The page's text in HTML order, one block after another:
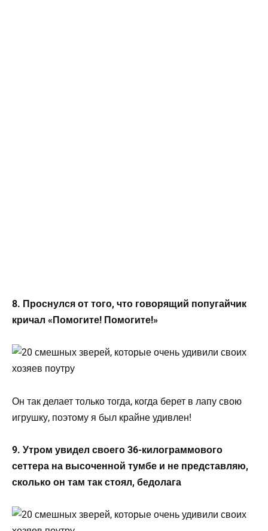
8. Проснулся от того, что говорящий попугайчик
кричал «Помогите! Помогите!»
Он так делает только тогда, когда берет в лапу свою
игрушку, поэтому я был крайне удивлен!
9. Утром увидел своего 36-килограммового
сеттера на высоченной тумбе и не представляю,
сколько он там так стоял, бедолага